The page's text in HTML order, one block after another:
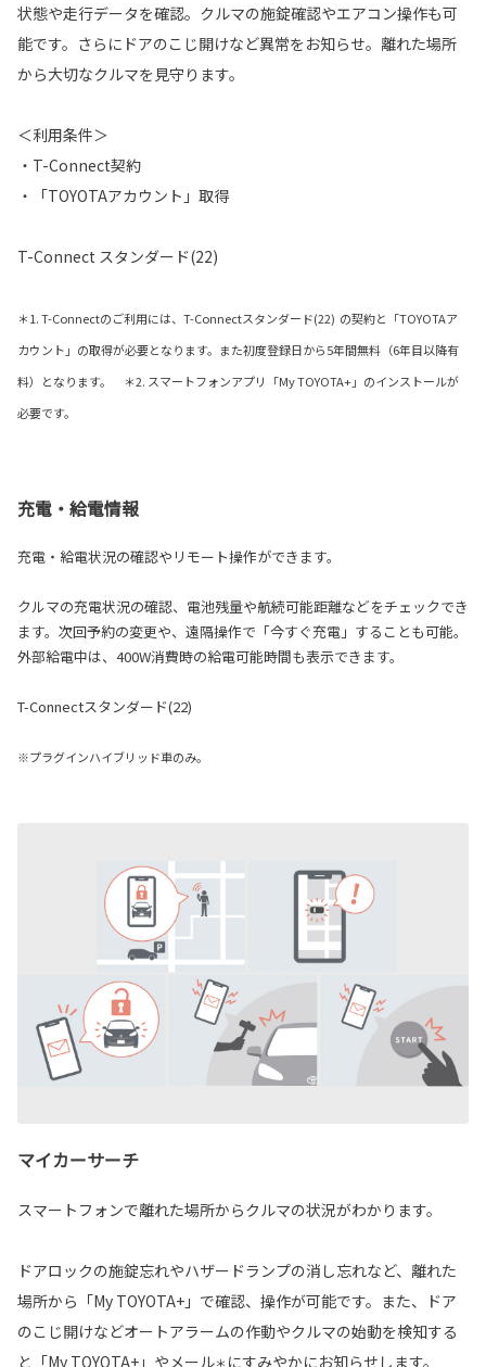
状態や走行データを確認。クルマの施錠確認やエアコン操作も可
能です。さらにドアのこじ開けなど異常をお知らせ。離れた場所
から大切なクルマを見守ります。
＜利用条件＞
・T-Connect契約
・「TOYOTAアカウント」取得
T-Connect スタンダード(22)
＊1. T-Connectのご利用には、T-Connectスタンダード(22) の契約と「TOYOTAア
カウント」の取得が必要となります。また初度登録日から5年間無料（6年目以降有
料）となります。 ＊2. スマートフォンアプリ「My TOYOTA+」のインストールが
必要です。
充電・給電情報
充電・給電状況の確認やリモート操作ができます。
クルマの充電状況の確認、電池残量や航続可能距離などをチェックでき
ます。次回予約の変更や、遠隔操作で「今すぐ充電」することも可能。
外部給電中は、400W消費時の給電可能時間も表示できます。
T-Connectスタンダード(22)
※プラグインハイブリッド車のみ。
マイカーサーチ
スマートフォンで離れた場所からクルマの状況がわかります。
ドアロックの施錠忘れやハザードランプの消し忘れなど、離れた
場所から「My TOYOTA+」で確認、操作が可能です。また、ドア
のこじ開けなどオートアラームの作動やクルマの始動を検知する
と「My TOYOTA+」やメール＊ にすみやかにお知らせします。